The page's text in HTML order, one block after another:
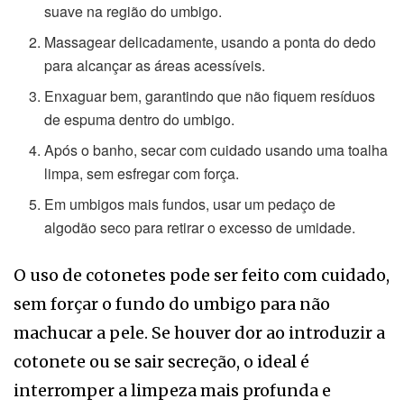
suave na região do umbigo.
Massagear delicadamente, usando a ponta do dedo
para alcançar as áreas acessíveis.
Enxaguar bem, garantindo que não fiquem resíduos
de espuma dentro do umbigo.
Após o banho, secar com cuidado usando uma toalha
limpa, sem esfregar com força.
Em umbigos mais fundos, usar um pedaço de
algodão seco para retirar o excesso de umidade.
O uso de cotonetes pode ser feito com cuidado,
sem forçar o fundo do umbigo para não
machucar a pele. Se houver dor ao introduzir a
cotonete ou se sair secreção, o ideal é
interromper a limpeza mais profunda e